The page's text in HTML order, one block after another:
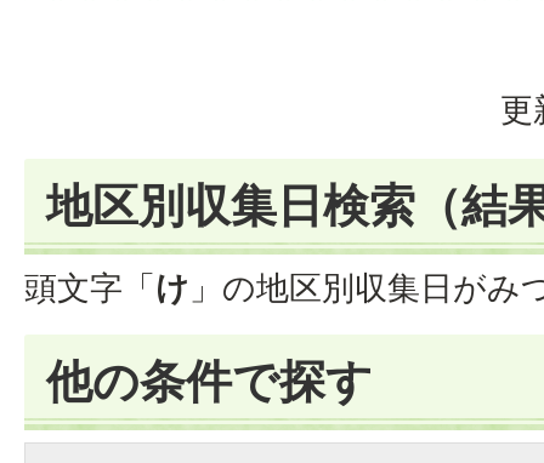
更
地区別収集日検索 （結
頭文字「け 」の地区別収集日がみ
他の条件で探す